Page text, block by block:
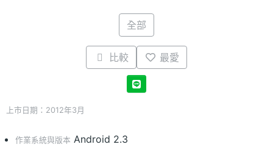
全部
比較 最愛
上市日期：2012年3月
作業系統與版本 Android 2.3